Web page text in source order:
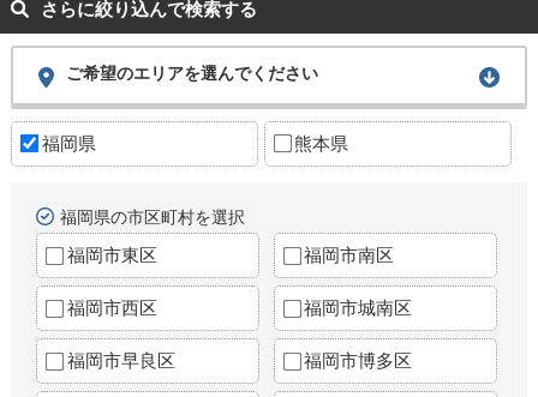
さらに絞り込んで検索する
ご希望のエリアを選んでください
福岡県 熊本県
福岡県の市区町村を選択
福岡市東区 福岡市南区
福岡市西区 福岡市城南区
福岡市早良区 福岡市博多区